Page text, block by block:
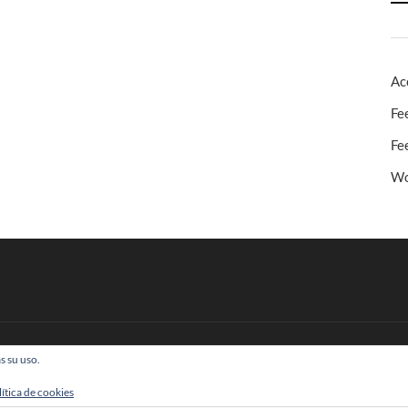
los derechos reservados
su uso.
de cookies